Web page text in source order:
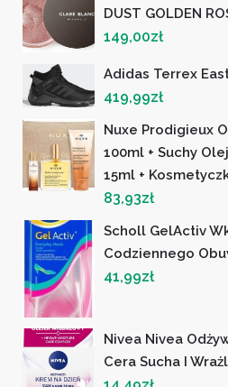
DUST GOLDEN
149,00zł
Adidas Terrex
419,99zł
Nuxe Prodigieux
100ml + Suchy
15ml +
83,93zł
Scholl GelActiv
Codziennego
41,99zł
Nivea Nivea
Cera Sucha I